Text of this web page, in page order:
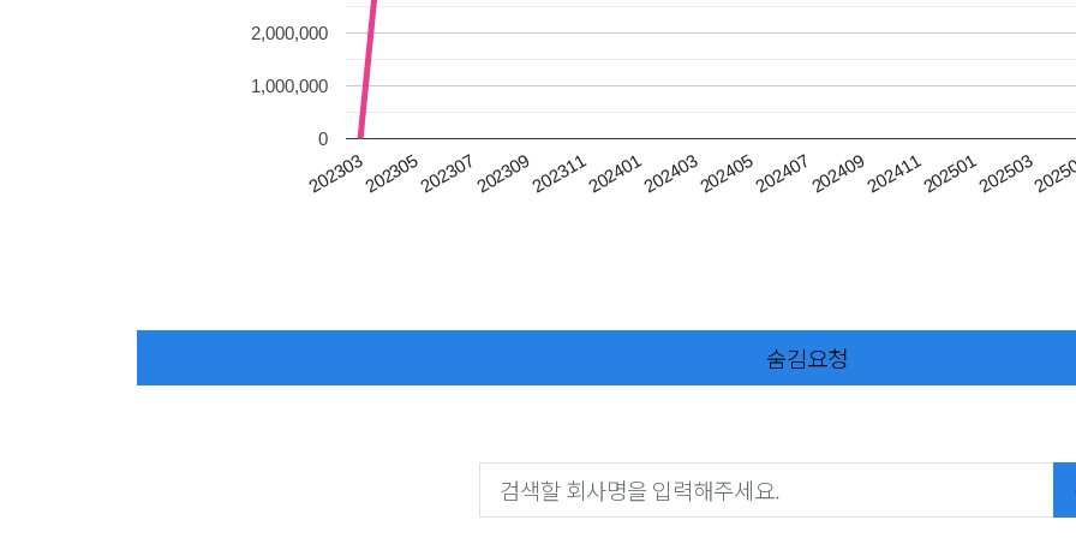
202303202305202307202309202311202401202403202405202407202409202411202501202503
0
1,000,000
2,000,000
숨김요청